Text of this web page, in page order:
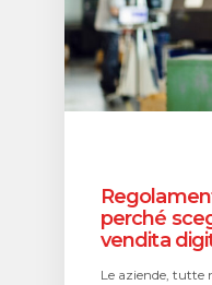
perché
vendita
Le aziende, tutte